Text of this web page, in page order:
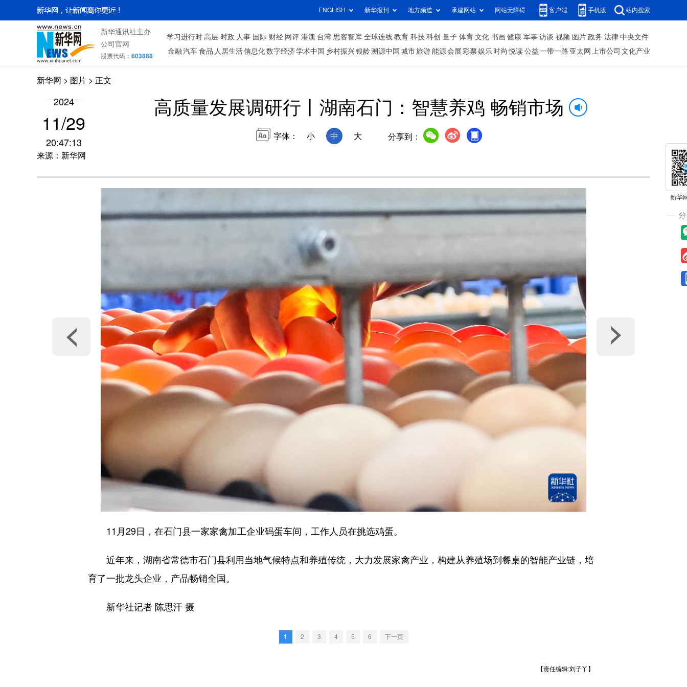
ENGLISH 新华报刊 地方频道 承建网站 网站无障碍 客户端 手机版 站内搜索
新华通讯社主办
公司官网
股票代码： 603888
学习进行时 高层 时政 人事 国际 财经 网评 港澳 台湾 思客智库 全球连线 教育 科技 科创 量子 体育 文化 书画 健康 军事 访谈 视频 图片 政务 法律 中央文件
金融 汽车 食品 人居生活信息化数字经济学术中国 乡村振兴银龄溯源中国 城市旅游 能源 会展 彩票娱乐 时尚 悦读 公益 一带一路 亚太网 上市公司 文化产业
新华网 > 图片 > 正文
2024
11/29
20:47:13
来源：新华网
高质量发展调研行丨湖南石门：智慧养鸡 畅销市场
字体： 小 中 大 分享到：
11月29日，在石门县一家家禽加工企业码蛋车间，工作人员在挑选鸡蛋。
近年来，湖南省常德市石门县利用当地气候特点和养殖传统，大力发展家禽产业，构建从养殖场到餐桌的智能产业链，培
育了一批龙头企业，产品畅销全国。
新华社记者 陈思汗 摄
1 2 3 4 5 6 下一页
【责任编辑:刘子丫】